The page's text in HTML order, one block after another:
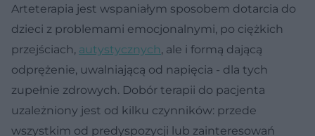
Arteterapia jest wspaniałym sposobem dotarcia do
dzieci z problemami emocjonalnymi, po ciężkich
przejściach, autystycznych, ale i formą dającą
odprężenie, uwalniającą od napięcia - dla tych
zupełnie zdrowych. Dobór terapii do pacjenta
uzależniony jest od kilku czynników: przede
wszystkim od predyspozycji lub zainteresowań